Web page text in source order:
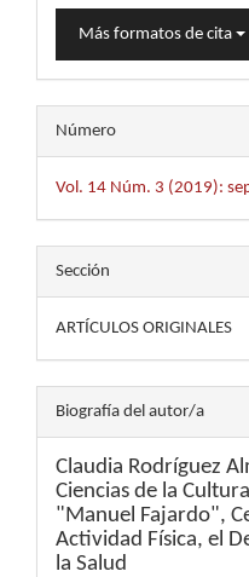
Más formatos de cita
Número
Vol. 14 Núm. 3 (2019):
Sección
ARTÍCULOS ORIGINALES
Biografía del autor/a
Claudia Rodríguez
Ciencias de la
"Manuel Fajardo",
Actividad Física, el
la Salud